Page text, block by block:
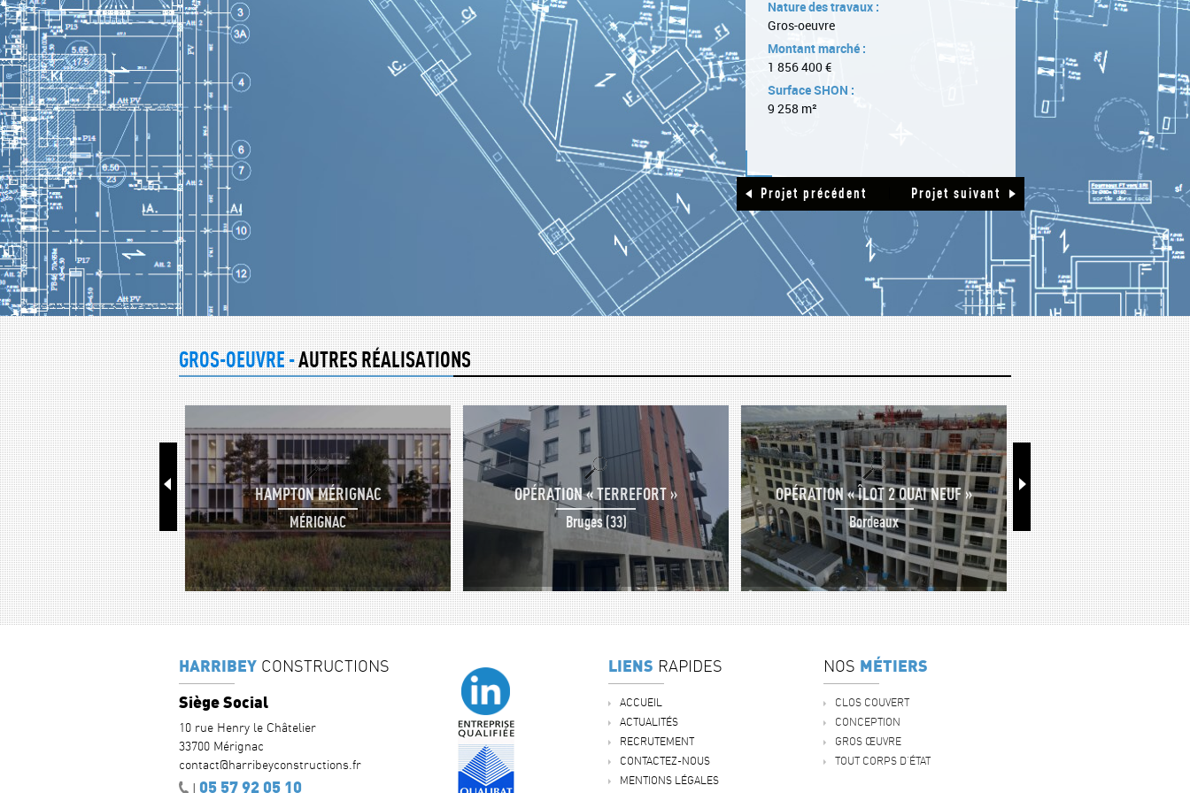
Nature des travaux :
Gros-oeuvre
Montant marché :
1 856 400 €
Surface SHON :
9 258 m²
Projet précédent Projet suivant
GROS-OEUVRE -AUTRES RÉALISATIONS
HAMPTON MÉRIGNAC
MÉRIGNAC
OPÉRATION « TERREFORT »
Bruges (33)
OPÉRATION « ÎLOT 2 QUAI NEUF »
Bordeaux
RÉHABILITATION D'UN
MAISON DE
Podensac
HARRIBEY CONSTRUCTIONS
Siège Social
10 rue Henry le Châtelier
33700 Mérignac
contact@harribeyconstructions.fr
| 05 57 92 05 10
LIENS RAPIDES
ACCUEIL
ACTUALITÉS
RECRUTEMENT
CONTACTEZ-NOUS
MENTIONS LÉGALES
NOS MÉTIERS
CLOS COUVERT
CONCEPTION
GROS ŒUVRE
TOUT CORPS D'ÉTAT